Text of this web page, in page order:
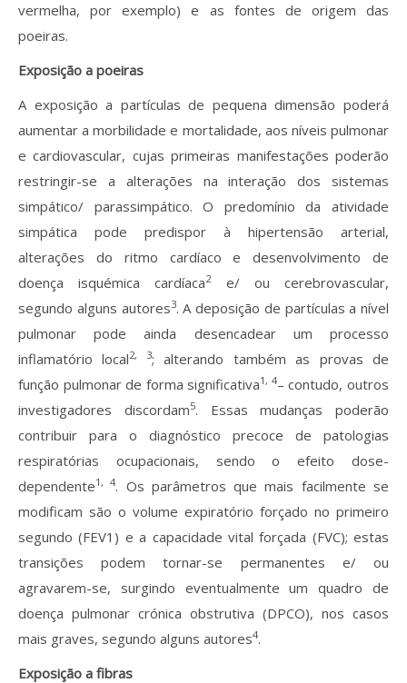
vermelha, por exemplo) e as fontes de origem das
poeiras.
Exposição a poeiras
A exposição a partículas de pequena dimensão poderá
aumentar a morbilidade e mortalidade, aos níveis pulmonar
e cardiovascular, cujas primeiras manifestações poderão
restringir-se a alterações na interação dos sistemas
simpático/ parassimpático. O predomínio da atividade
simpática pode predispor à hipertensão arterial,
alterações do ritmo cardíaco e desenvolvimento de
doença isquémica cardíaca2e/ ou cerebrovascular,
segundo alguns autores3. A deposição de partículas a nível
pulmonar pode ainda desencadear um processo
inflamatório local2, 3; alterando também as provas de
função pulmonar de forma significativa1, 4– contudo, outros
investigadores discordam5. Essas mudanças poderão
contribuir para o diagnóstico precoce de patologias
respiratórias ocupacionais, sendo o efeito dose-
dependente1, 4. Os parâmetros que mais facilmente se
modificam são o volume expiratório forçado no primeiro
segundo (FEV1) e a capacidade vital forçada (FVC); estas
transições podem tornar-se permanentes e/ ou
agravarem-se, surgindo eventualmente um quadro de
doença pulmonar crónica obstrutiva (DPCO), nos casos
mais graves, segundo alguns autores4.
Exposição a fibras